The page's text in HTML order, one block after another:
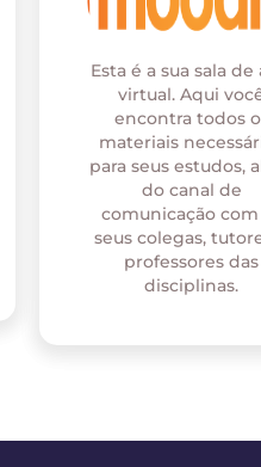
Esta é a sua sala de
virtual. Aqui
encontra todos
materiais
para seus estudos,
do canal de
comunicação com
seus colegas,
professores das
disciplinas.